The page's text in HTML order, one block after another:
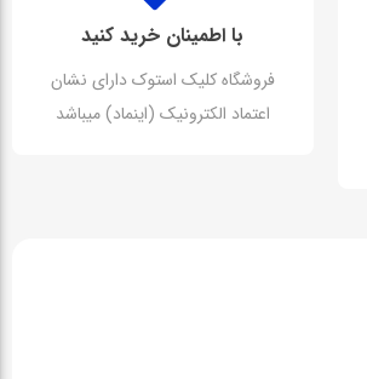
با اطمینان خرید کنید
فروشگاه کلیک استوک دارای نشان
اعتماد الکترونیک (اینماد) میباشد